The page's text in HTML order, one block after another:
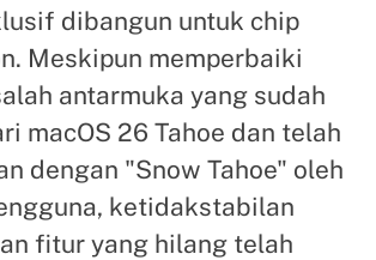
dibangun untuk chip
Meskipun memperbaiki
antarmuka yang sudah
macOS 26 Tahoe dan telah
dengan "Snow Tahoe" oleh
ketidakstabilan
fitur yang hilang telah